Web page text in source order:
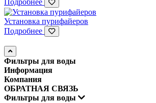
Подробнее
Установка пурифайеров
Подробнее
Фильтры для воды
Информация
Компания
ОБРАТНАЯ СВЯЗЬ
Фильтры для воды